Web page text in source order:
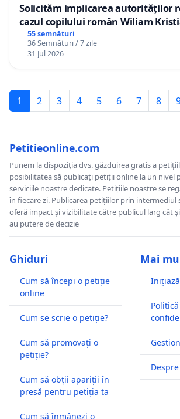
Solicităm implicarea autorităților
cazul copilului român Wiliam
Gheorghe, aflat în plasament în
12 ani
55 semnături
36 Semnături / 7 zile
31 Jul 2026
1 2 3 4 5 6 7 8
Petitieonline.com
Punem la dispoziția dvs. găzduirea gratis a
posibilitatea să publicați petiții online la un nivel
serviciile noastre dedicate. Petițiile noastre se
în fiecare zi. Publicarea petițiilor prin intermediul
oferă impact și vizibilitate către publicul larg cât
au putere de decizie
Ghiduri
Cum să începi o petiție
online
Cum se scrie o petiție?
Cum să promovați o
petiție?
Cum să obții apariții în
presă pentru petiția ta
Cum să înmânezi o
Mai